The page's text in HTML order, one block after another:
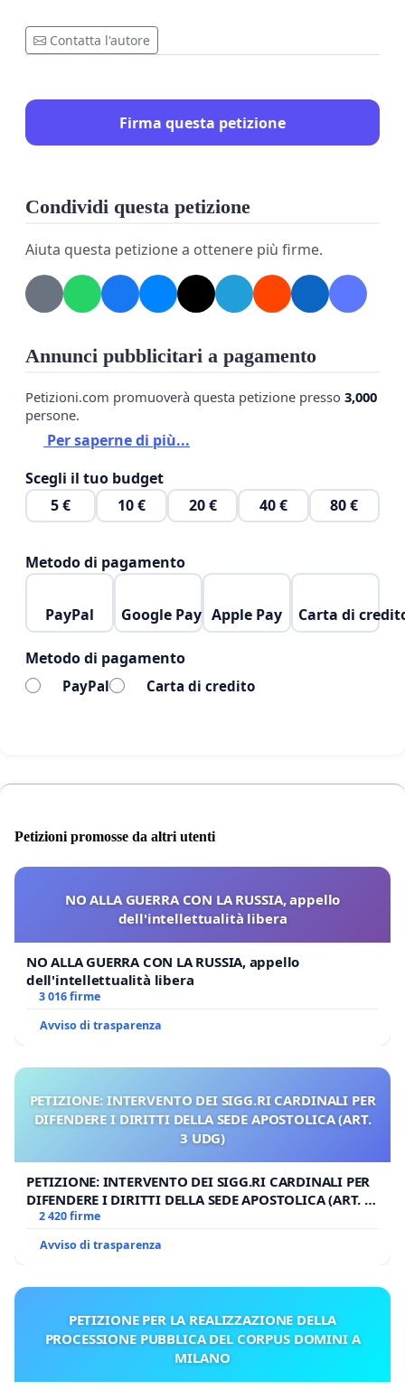
Contatta l'autore
Firma questa petizione
Condividi questa petizione
Aiuta questa petizione a ottenere più firme.
Annunci pubblicitari a pagamento
Petizioni.com promuoverà questa petizione presso 3,000
persone.
Per saperne di più...
Scegli il tuo budget
5 €
10 € 20 € 40 € 80 €
Metodo di pagamento
PayPal Google Pay Apple Pay Carta di
Metodo di pagamento
PayPal Carta di credito
Petizioni promosse da altri utenti
NO ALLA GUERRA CON LA RUSSIA, appello
dell'intellettualità libera
NO ALLA GUERRA CON LA RUSSIA, appello
dell'intellettualità libera
3 016 firme
Avviso di trasparenza
PETIZIONE: INTERVENTO DEI SIGG.RI CARDINALI PER
DIFENDERE I DIRITTI DELLA SEDE APOSTOLICA (ART.
3 UDG)
PETIZIONE: INTERVENTO DEI SIGG.RI CARDINALI PER
DIFENDERE I DIRITTI DELLA SEDE APOSTOLICA (ART. 3
UDG)
2 420 firme
Avviso di trasparenza
PETIZIONE PER LA REALIZZAZIONE DELLA
PROCESSIONE PUBBLICA DEL CORPUS DOMINI A
MILANO